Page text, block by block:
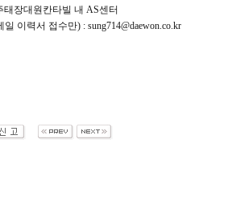
태장대원칸타빌 내 AS센터
일 이력서 접수만) : sung714@daewon.co.kr